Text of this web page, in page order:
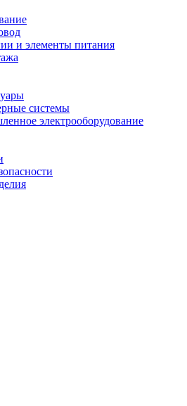
и элементы питания
системы
электрооборудование